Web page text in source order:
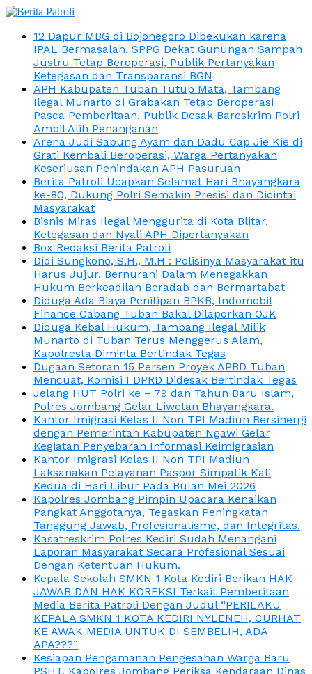
12 Dapur MBG di Bojonegoro Dibekukan karena
IPAL Bermasalah, SPPG Dekat Gunungan Sampah
Justru Tetap Beroperasi, Publik Pertanyakan
Ketegasan dan Transparansi BGN
APH Kabupaten Tuban Tutup Mata, Tambang
Ilegal Munarto di Grabakan Tetap Beroperasi
Pasca Pemberitaan, Publik Desak Bareskrim Polri
Ambil Alih Penanganan
Arena Judi Sabung Ayam dan Dadu Cap Jie Kie di
Grati Kembali Beroperasi, Warga Pertanyakan
Keseriusan Penindakan APH Pasuruan
Berita Patroli Ucapkan Selamat Hari Bhayangkara
ke-80, Dukung Polri Semakin Presisi dan Dicintai
Masyarakat
Bisnis Miras Ilegal Menggurita di Kota Blitar,
Ketegasan dan Nyali APH Dipertanyakan
Box Redaksi Berita Patroli
Didi Sungkono, S.H., M.H : Polisinya Masyarakat itu
Harus Jujur, Bernurani Dalam Menegakkan
Hukum Berkeadilan Beradab dan Bermartabat
Diduga Ada Biaya Penitipan BPKB, Indomobil
Finance Cabang Tuban Bakal Dilaporkan OJK
Diduga Kebal Hukum, Tambang Ilegal Milik
Munarto di Tuban Terus Menggerus Alam,
Kapolresta Diminta Bertindak Tegas
Dugaan Setoran 15 Persen Proyek APBD Tuban
Mencuat, Komisi I DPRD Didesak Bertindak Tegas
Jelang HUT Polri ke – 79 dan Tahun Baru Islam,
Polres Jombang Gelar Liwetan Bhayangkara.
Kantor Imigrasi Kelas II Non TPI Madiun Bersinergi
dengan Pemerintah Kabupaten Ngawi Gelar
Kegiatan Penyebaran Informasi Keimigrasian
Kantor Imigrasi Kelas II Non TPI Madiun
Laksanakan Pelayanan Paspor Simpatik Kali
Kedua di Hari Libur Pada Bulan Mei 2026
Kapolres Jombang Pimpin Upacara Kenaikan
Pangkat Anggotanya, Tegaskan Peningkatan
Tanggung Jawab, Profesionalisme, dan Integritas.
Kasatreskrim Polres Kediri Sudah Menangani
Laporan Masyarakat Secara Profesional Sesuai
Dengan Ketentuan Hukum.
Kepala Sekolah SMKN 1 Kota Kediri Berikan HAK
JAWAB DAN HAK KOREKSI Terkait Pemberitaan
Media Berita Patroli Dengan Judul “PERILAKU
KEPALA SMKN 1 KOTA KEDIRI NYLENEH, CURHAT
KE AWAK MEDIA UNTUK DI SEMBELIH, ADA
APA???”
Kesiapan Pengamanan Pengesahan Warga Baru
PSHT, Kapolres Jombang Periksa Kendaraan Dinas